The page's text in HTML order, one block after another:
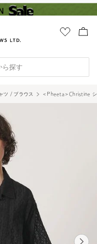
ら探す
ツ / ブラウス ＜Pheeta＞Christine